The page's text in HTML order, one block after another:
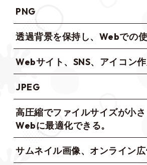
PNG
透過背景を保持し、Webでの使
Webサイト、SNS、アイコン
JPEG
高圧縮でファイルサイズが小
Webに最適化できる。
サムネイル画像、オンライン